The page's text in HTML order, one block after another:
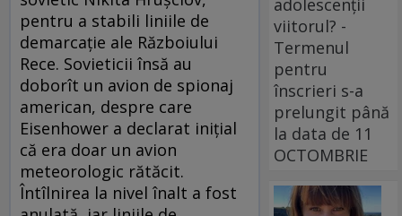
pentru a stabili liniile de
demarcație ale Războiului
Rece. Sovieticii însă au
doborît un avion de spionaj
american, despre care
Eisenhower a declarat inițial
că era doar un avion
meteorologic rătăcit.
Întîlnirea la nivel înalt a fost
adolescenții
viitorul? -
Termenul
pentru
înscrieri s-a
prelungit până
la data de 11
OCTOMBRIE